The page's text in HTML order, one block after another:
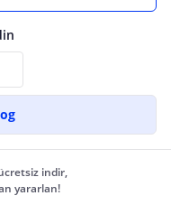
indir,
yararlan!